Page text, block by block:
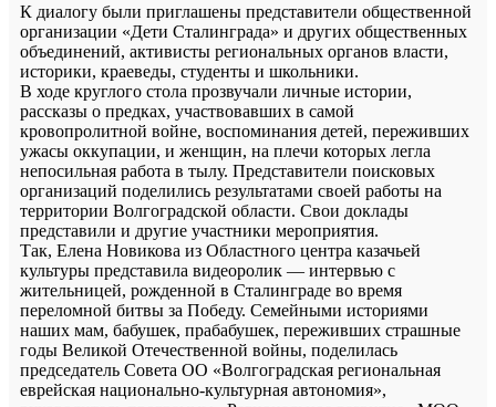
К диалогу были приглашены представители общественной
организации «Дети Сталинграда» и других общественных
объединений, активисты региональных органов власти,
историки, краеведы, студенты и школьники.
В ходе круглого стола прозвучали личные истории,
рассказы о предках, участвовавших в самой
кровопролитной войне, воспоминания детей, переживших
ужасы оккупации, и женщин, на плечи которых легла
непосильная работа в тылу. Представители поисковых
организаций поделились результатами своей работы на
территории Волгоградской области. Свои доклады
представили и другие участники мероприятия.
Так, Елена Новикова из Областного центра казачьей
культуры представила видеоролик — интервью с
жительницей, рожденной в Сталинграде во время
переломной битвы за Победу. Семейными историями
наших мам, бабушек, прабабушек, переживших страшные
годы Великой Отечественной войны, поделилась
председатель Совета ОО «Волгоградская региональная
еврейская национально-культурная автономия»,